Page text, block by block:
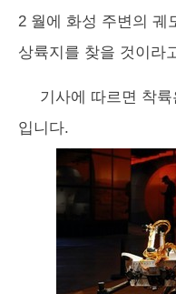
2 월에 화성 주변의 궤
상륙지를 찾을 것이라
기사에 따르면 착
입니다.